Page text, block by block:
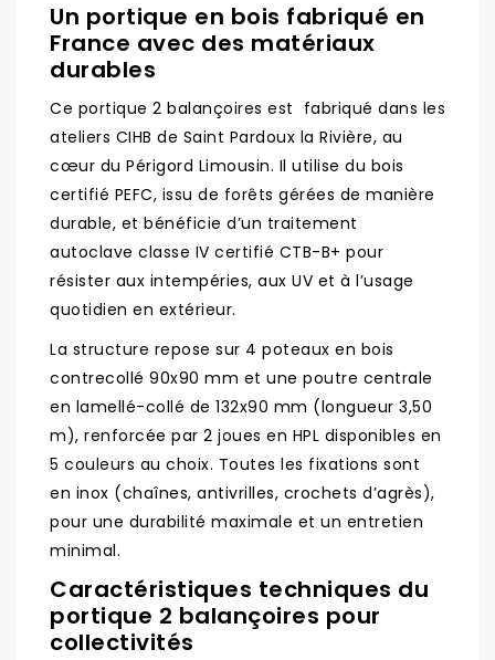
Un portique en bois fabriqué en
France avec des matériaux
durables
Ce portique 2 balançoires est fabriqué dans les
ateliers CIHB de Saint Pardoux la Rivière, au
cœur du Périgord Limousin. Il utilise du bois
certifié PEFC, issu de forêts gérées de manière
durable, et bénéficie d’un traitement
autoclave classe IV certifié CTB-B+ pour
résister aux intempéries, aux UV et à l’usage
quotidien en extérieur.
La structure repose sur 4 poteaux en bois
contrecollé 90x90 mm et une poutre centrale
en lamellé-collé de 132x90 mm (longueur 3,50
m), renforcée par 2 joues en HPL disponibles en
5 couleurs au choix. Toutes les fixations sont
en inox (chaînes, antivrilles, crochets d’agrès),
pour une durabilité maximale et un entretien
minimal.
Caractéristiques techniques du
portique 2 balançoires pour
collectivités